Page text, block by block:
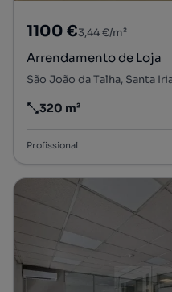
1100 €3,44 €/m²
Arrendamento de Loja
Preço por metro quadrado
320 m²
Profissional